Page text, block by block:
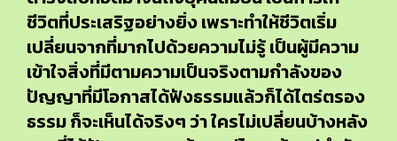
ชีวิตที่ประเสริฐอย่างยิ่ง เพราะทำให้ชีวิตเริ่ม
เปลี่ยนจากที่มากไปด้วยความไม่รู้ เป็นผู้มีความ
เข้าใจสิ่งที่มีตามความเป็นจริงตามกำลังของ
ปัญญาที่มีโอกาสได้ฟังธรรมแล้วก็ได้ไตร่ตรอง
ธรรม ก็จะเห็นได้จริงๆ ว่า ใครไม่เปลี่ยนบ้างหลัง